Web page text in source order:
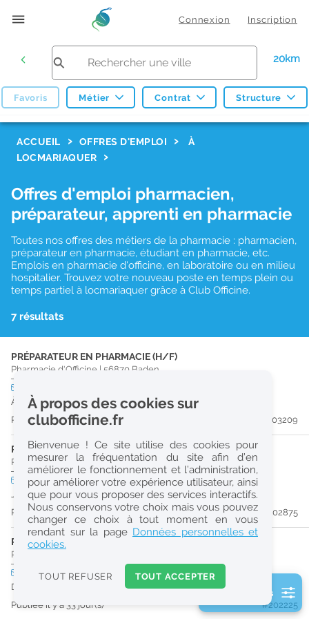
Connexion Inscription
20km
Favoris Métier Contrat Structure
Réinitialiser
2
0
k
Consulter les offres de la France d'outre-mer
ACCUEIL OFFRES D'EMPLOI
À
LOCMARIAQUER
Offres d'emploi pharmacien,
préparateur, apprenti en pharmacie
Toutes nos offres des métiers de la pharmacie : pharmacien,
préparateur en pharmacie, étudiant en pharmacie, etc.
Emplois en pharmacie d'officine, en laboratoire ou en milieu
hospitalier. Trouvez votre nouveau poste en temps plein ou
temps partiel à locmariaquer grâce à Club Officine.
7 résultats
PRÉPARATEUR EN PHARMACIE (H/F)
Pharmacie d'Officine | 56870 Baden
À partir du 29/08/26
Publiée il y a 19 jour(s)
#203209
PHARMACIEN (H/F)
Pharmacie d'Officine|56870Baden
CDDtemps plein
Jusqu'au 30/08/26
Publiée il y a 24 jour(s)
#202875
PRÉPARATEUR EN PHARMACIE (H/F)
Pharmacie d'Officine
CDItemps plein
Dès que possible
Publiée il y a 33 jour(s)
#202225
2 filtre(s) actifs
À propos des cookies sur
clubofficine.fr
Bienvenue ! Ce site utilise des cookies pour
mesurer la fréquentation du site afin d’en
améliorer le fonctionnement et l’administration,
pour améliorer votre expérience utilisateur, ainsi
que pour vous proposer des services interactifs.
Nous conservons votre choix mais vous pouvez
changer ce choix à tout moment en vous
rendant sur la page Données personnelles et
cookies.
TOUT REFUSER TOUT ACCEPTER